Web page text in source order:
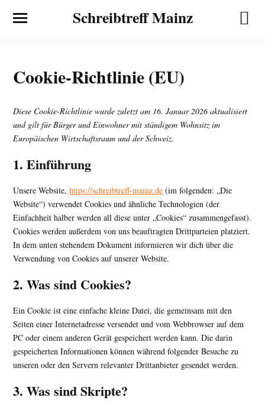
Schreibtreff Mainz
Cookie-Richtlinie (EU)
Diese Cookie-Richtlinie wurde zuletzt am 16. Januar 2026 aktualisiert
und gilt für Bürger und Einwohner mit ständigem Wohnsitz im
Europäischen Wirtschaftsraum und der Schweiz.
1. Einführung
Unsere Website,https://schreibtreff-mainz.de (im folgenden: „Die
Website“) verwendet Cookies und ähnliche Technologien (der
Einfachheit halber werden all diese unter „Cookies“ zusammengefasst).
Cookies werden außerdem von uns beauftragten Drittparteien platziert.
In dem unten stehendem Dokument informieren wir dich über die
Verwendung von Cookies auf unserer Website.
2. Was sind Cookies?
Ein Cookie ist eine einfache kleine Datei, die gemeinsam mit den
Seiten einer Internetadresse versendet und vom Webbrowser auf dem
PC oder einem anderen Gerät gespeichert werden kann. Die darin
gespeicherten Informationen können während folgender Besuche zu
unseren oder den Servern relevanter Drittanbieter gesendet werden.
3. Was sind Skripte?